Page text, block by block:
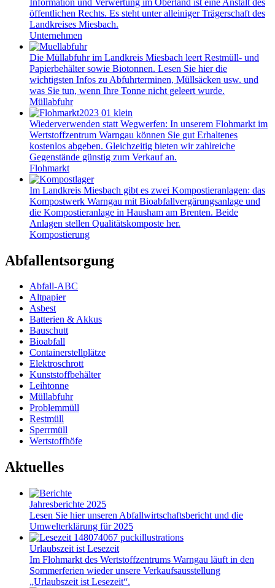
öffentlichen Rechts. Es steht unter alleiniger Trägerschaft des
Landkreises Miesbach.
Unternehmen
Die Müllabfuhr im Landkreis Miesbach leert Restmüll- und
Papierbehälter sowie Biotonnen. Lesen Sie hier die
wichtigsten Infos zu Abfuhrterminen, Müllsäcken usw. und
was Sie tun, wenn Ihre Tonne nicht geleert wurde.
Müllabfuhr
Wiederverwenden statt Wegwerfen: In unserem Flohmarkt im
Wertstoffzentrum Warngau können Sie gut Erhaltenes
kostenlos abgeben. Gleichzeitig bieten wir zahlreiche
Gegenstände günstig zum Verkauf an.
Flohmarkt
Im Landkreis Miesbach gibt es zwei Kompostieranlagen: das
Kompostwerk Warngau mit Bioabfallvergärungsanlage und
die Kompostieranlage in Hausham am Brenten. Beide
Anlagen stellen Qualitätskomposte her.
Kompostierung
Abfallentsorgung
Abfall-ABC
Altpapier
Asbest
Batterien & Akkus
Bauschutt
Bioabfall
Containerstellplätze
Elektroschrott
Kunststoffbehälter
Leihtonne
Müllabfuhr
Problemmüll
Restmüll
Sperrmüll
Wertstoffhöfe
Aktuelles
Jahresberichte 2025
Lesen Sie hier unseren Abfallwirtschaftsbericht und die
Umwelterklärung für 2025
Urlaubszeit ist Lesezeit
Im Flohmarkt des Wertstoffzentrums Warngau läuft in den
Sommerferien wieder unsere Verkaufsausstellung
„Urlaubszeit ist Lesezeit“.